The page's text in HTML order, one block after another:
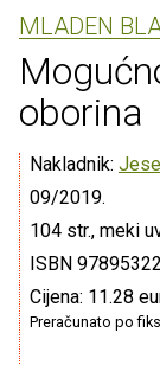
MLADEN
oborina
Nakladnik:
09/2019.
104 str., meki
ISBN
Cijena: 11.28
Preračunato po